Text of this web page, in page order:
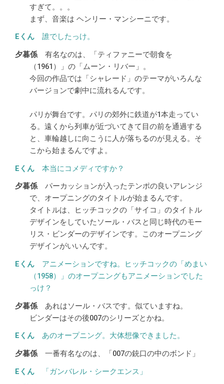
すぎて。。。
まず、音楽は ヘンリー・マンシーニです。
誰でしたっけ。
有名なのは、「ティファニーで朝食を
（1961）」の「ムーン・リバー」。
今回の作品では「シャレード」のテーマがいろんな
バージョンで劇中に流れるんです。
パリが舞台です。パリの郊外に鉄道が1本走ってい
る。遠くから列車が近づいてきて目の前を通過する
と、車輪越しに向こうに人が落ちるのが見える。そ
こから始まるんですよ。
本当にコメディですか？
パーカッションが入ったテンポの良いアレンジ
で、オープニングのタイトルが始まるんです。
タイトルは、ヒッチコックの「サイコ」のタイトル
デザインをしていたソール・バスと同じ時代のモー
リス・ビンダーのデザインです。このオープニング
デザインがいいんです。
アニメーションですね。ヒッチコックの「めまい
（1958）」のオープニングもアニメーションでした
っけ？
あれはソール・バスです。似ていますね。
ビンダーはその後007のシリーズとかね。
あのオープニング。大体想像できました。
一番有名なのは、「007の銃口の中のボンド」
「ガンバレル・シークエンス」